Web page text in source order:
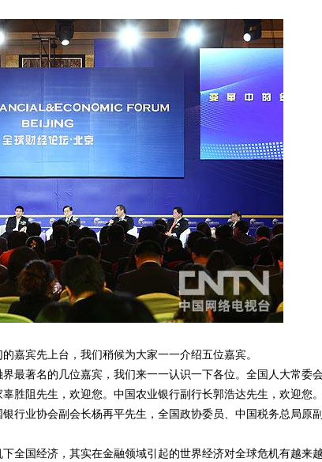
宾先上台，我们稍候为大家一一介绍五位嘉宾。
著名的几位嘉宾，我们来一一认识一下各位。全国人大常委
胜阻先生，欢迎您。中国农业银行副行长郭浩达先生，欢迎您
行业协会副会长杨再平先生，全国政协委员、中国税务总局原
国经济，其实在金融领域引起的世界经济对全球危机有越来